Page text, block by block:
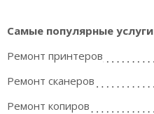
Самые популярные услуги
Ремонт принтеров
Ремонт сканеров
Ремонт копиров